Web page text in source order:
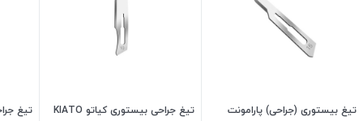
تیغ بیستوری (جراحی) پارامونت
تیغ جراحی بیستوری کیاتو KIATO
تیغ